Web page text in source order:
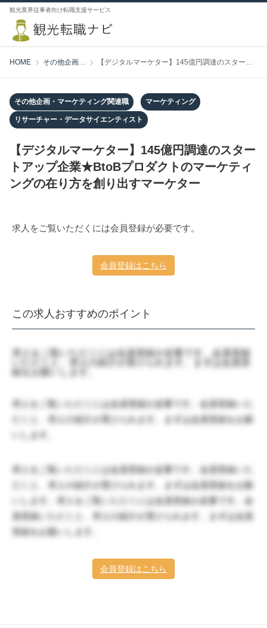
観光業界従事者向け転職支援サービス
HOME その他企画・マーケティング関連職 【デジタルマーケター】145億円調達のスタートアップ企業★BtoBプロダクトのマーケティングの在り方を創り出すマーケター
その他企画・マーケティング関連職 マーケティング
リサーチャー・データサイエンティスト
【デジタルマーケター】145億円調達のスター
トアップ企業★BtoBプロダクトのマーケティ
ングの在り方を創り出すマーケター
求人をご覧いただくには会員登録が必要です。
会員登録はこちら
この求人おすすめのポイント
求人をご覧いただくには会員登録が必要です。会員登録
録をお願いします。
求人をご覧いただくには会員登録が必要です。会員登録いた
だくと、求人の紹介が受けられます。まずは会員登録をお願
いします。
求人をご覧いただくには会員登録が必要です。会員登録いた
だくと、求人の紹介が受けられます。まずは会員登録をお願
いします。求人をご覧いただくには会員登録が必要です。会
員登録いただくと、求人の紹介が受けられます。まずは会員
登録をお願いします。
会員登録はこちら